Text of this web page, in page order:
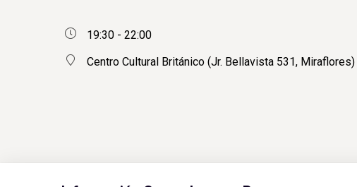
19:30 - 22:00
Centro Cultural Británico (Jr. Bellavista 531, Miraflores)